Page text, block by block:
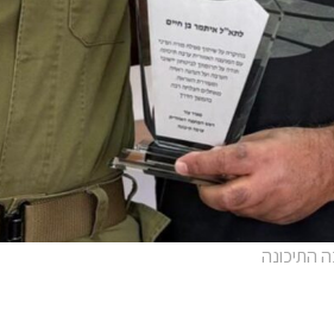
התיכונה